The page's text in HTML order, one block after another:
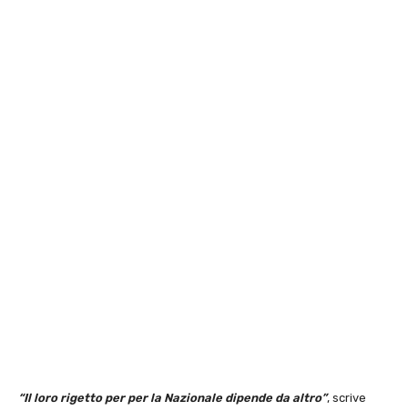
“Il loro rigetto per per la Nazionale dipende da altro”, scrive